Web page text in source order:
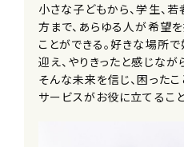
待遇・福利厚生
副業OK
■社会保険完備（雇用・労
生年金）
※雇用条件により加入保
■入社祝い金
小さな子どもから、学生、
方まで、あらゆる人が希望
ことができる。好きな場所
迎え、やりきったと感じなが
そんな未来を信じ、困った
サービスがお役に立てるこ